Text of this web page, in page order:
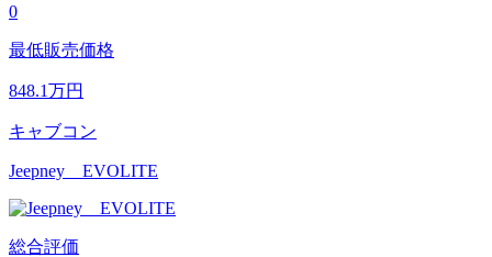
0
最低販売価格
848.1万円
キャブコン
Jeepney EVOLITE
総合評価